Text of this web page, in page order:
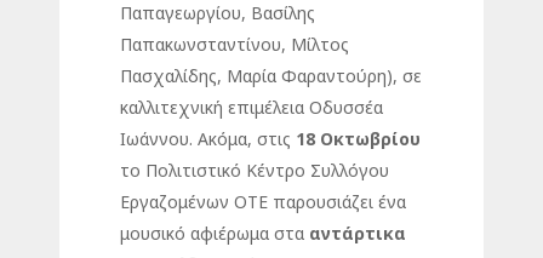
Παπαγεωργίου, Βασίλης
Παπακωνσταντίνου, Μίλτος
Πασχαλίδης, Μαρία Φαραντούρη), σε
καλλιτεχνική επιμέλεια Οδυσσέα
Ιωάννου. Ακόμα, στις 18 Οκτωβρίου
το Πολιτιστικό Κέντρο Συλλόγου
Εργαζομένων ΟΤΕ παρουσιάζει ένα
μουσικό αφιέρωμα στα αντάρτικα